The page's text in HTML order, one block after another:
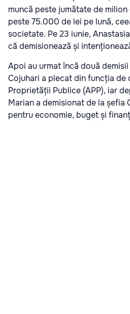
muncă peste jumătate de
peste 75.000 de lei pe lună,
societate. Pe 23 iunie,
că demisionează și
Apoi au urmat încă două
Cojuhari a plecat din funcția de
Proprietății Publice (APP), iar
Marian a demisionat de la șefia
pentru economie, buget și